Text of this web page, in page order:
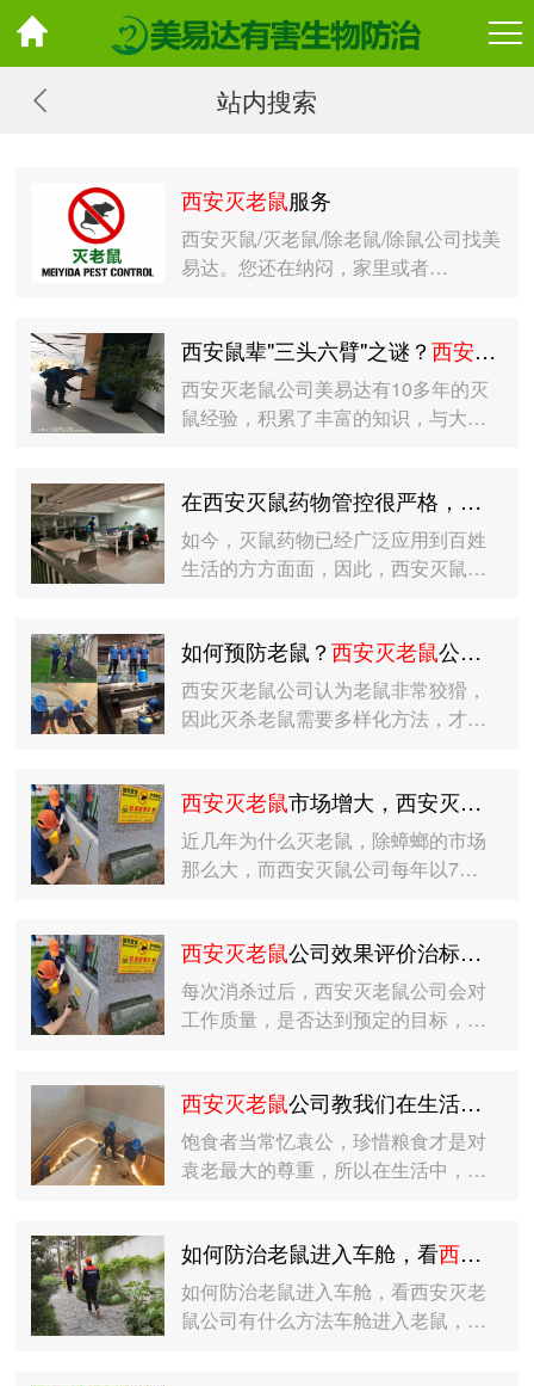
站内搜索
西安灭老鼠服务
西安灭鼠/灭老鼠/除老鼠/除鼠公司找美
易达。您还在纳闷，家里或者…
西安鼠辈"三头六臂"之谜？西安灭老鼠
西安灭老鼠公司美易达有10多年的灭
鼠经验，积累了丰富的知识，与大…
在西安灭鼠药物管控很严格，
西安灭
如今，灭鼠药物已经广泛应用到百姓
生活的方方面面，因此，西安灭鼠…
如何预防老鼠？西安灭老鼠公司的施工步骤是什么？
西安灭老鼠公司认为老鼠非常狡猾，
因此灭杀老鼠需要多样化方法，才…
西安灭老鼠市场增大，西安灭鼠公司解析原因
近几年为什么灭老鼠，除蟑螂的市场
那么大，而西安灭鼠公司每年以7…
西安灭老鼠公司效果评价治标一般包含哪些
每次消杀过后，西安灭老鼠公司会对
工作质量，是否达到预定的目标，…
西安灭老鼠公司教我们在生活中如何灭鼠惜粮
饱食者当常忆袁公，珍惜粮食才是对
袁老最大的尊重，所以在生活中，…
如何防治老鼠进入车舱，看西安灭老鼠
如何防治老鼠进入车舱，看西安灭老
鼠公司有什么方法车舱进入老鼠，…